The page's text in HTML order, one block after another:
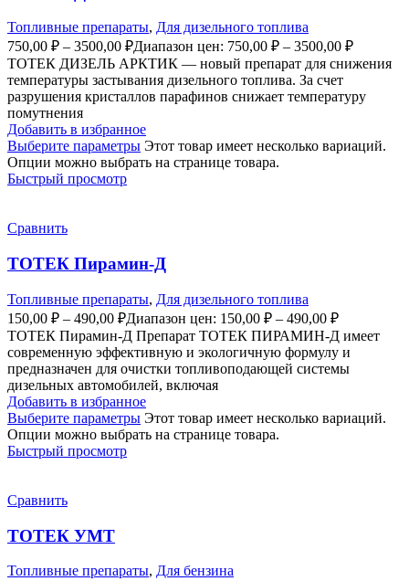
Топливные препараты, Для дизельного топлива
750,00 ₽ – 3500,00 ₽Диапазон цен: 750,00 ₽ – 3500,00 ₽
ТОТЕК ДИЗЕЛЬ АРКТИК — новый препарат для снижения
температуры застывания дизельного топлива. За счет
разрушения кристаллов парафинов снижает температуру
помутнения
Добавить в избранное
Выберите параметры Этот товар имеет несколько вариаций.
Опции можно выбрать на странице товара.
Быстрый просмотр
Сравнить
ТОТЕК Пирамин-Д
Топливные препараты, Для дизельного топлива
150,00 ₽ – 490,00 ₽Диапазон цен: 150,00 ₽ – 490,00 ₽
ТОТЕК Пирамин-Д Препарат ТОТЕК ПИРАМИН-Д имеет
современную эффективную и экологичную формулу и
предназначен для очистки топливоподающей системы
дизельных автомобилей, включая
Добавить в избранное
Выберите параметры Этот товар имеет несколько вариаций.
Опции можно выбрать на странице товара.
Быстрый просмотр
Сравнить
ТОТЕК УМТ
Топливные препараты, Для бензина